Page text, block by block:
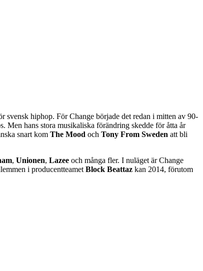
svensk hiphop. För Change började det redan i mitten av 90-
Men hans stora musikaliska förändring skedde för åtta år
snart kom The Mood och Tony From Sweden att bli
, Unionen, Lazee och många fler. I nuläget är Change
i producentteamet Block Beattaz kan 2014, förutom